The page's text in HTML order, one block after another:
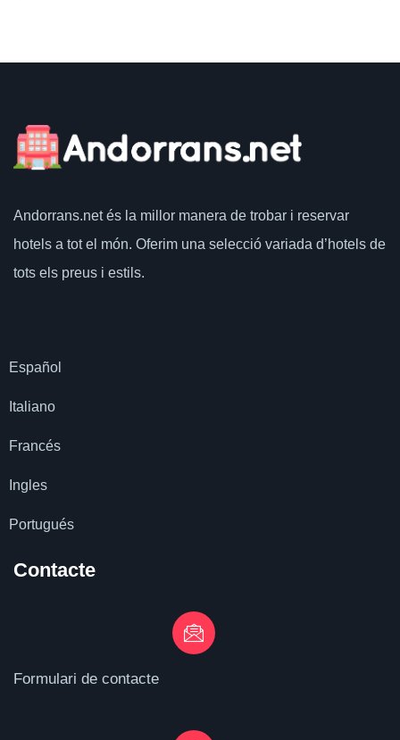
Andorrans.netés la millor manera de trobar i reservar
hotels a tot el món. Oferim una selecció variada d’hotels de
tots els preus i estils.
Español
Italiano
Francés
Ingles
Portugués
Contacte
Formulari de contacte